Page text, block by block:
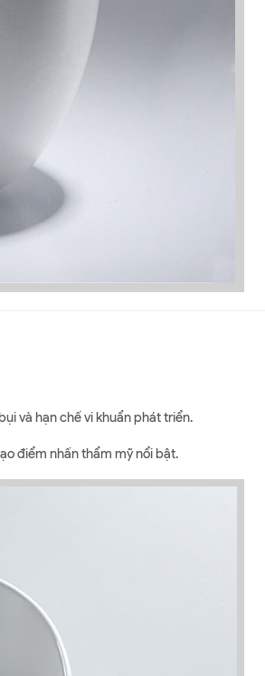
và hạn chế vi khuẩn phát triển.
điểm nhấn thẩm mỹ nổi bật.